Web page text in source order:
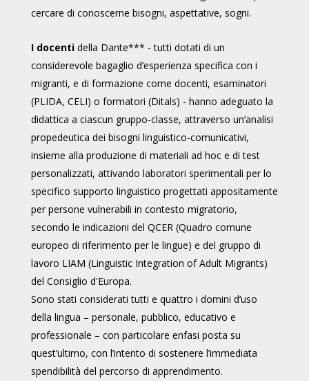
cercare di conoscerne bisogni, aspettative, sogni.
I docentidella Dante*** - tutti dotati di un
considerevole bagaglio d’esperienza specifica con i
migranti, e di formazione come docenti, esaminatori
(PLIDA, CELI) o formatori (Ditals) - hanno adeguato la
didattica a ciascun gruppo-classe, attraverso un’analisi
propedeutica dei bisogni linguistico-comunicativi,
insieme alla produzione di materiali ad hoc e di test
personalizzati, attivando laboratori sperimentali per lo
specifico supporto linguistico progettati appositamente
per persone vulnerabili in contesto migratorio,
secondo le indicazioni del QCER (Quadro comune
europeo di riferimento per le lingue) e del gruppo di
lavoro LIAM (Linguistic Integration of Adult Migrants)
del Consiglio d'Europa.
Sono stati considerati tutti e quattro i domini d’uso
della lingua – personale, pubblico, educativo e
professionale – con particolare enfasi posta su
quest’ultimo, con l’intento di sostenere l’immediata
spendibilità del percorso di apprendimento.